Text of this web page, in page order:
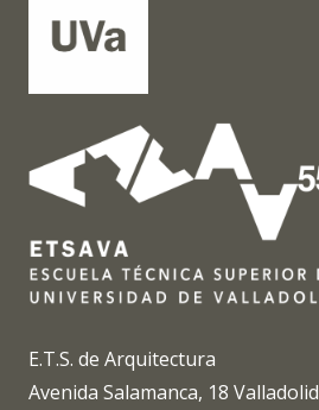
E.T.S. de Arquitectura
Avenida Salamanca, 18 Valladolid